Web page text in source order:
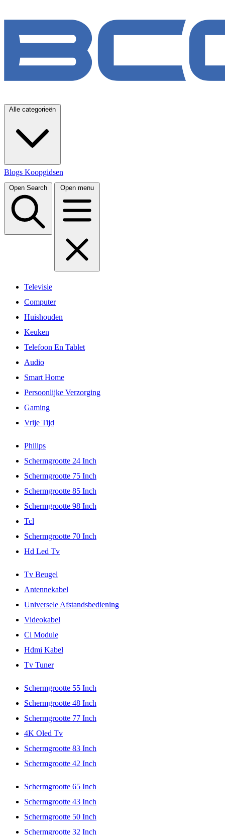
Alle categorieën
Blogs Koopgidsen
Open Search Open menu
Televisie
Computer
Huishouden
Keuken
Telefoon En Tablet
Audio
Smart Home
Persoonlijke Verzorging
Gaming
Vrije Tijd
Philips
Schermgrootte 24 Inch
Schermgrootte 75 Inch
Schermgrootte 85 Inch
Schermgrootte 98 Inch
Tcl
Schermgrootte 70 Inch
Hd Led Tv
Tv Beugel
Antennekabel
Universele Afstandsbediening
Videokabel
Ci Module
Hdmi Kabel
Tv Tuner
Schermgrootte 55 Inch
Schermgrootte 48 Inch
Schermgrootte 77 Inch
4K Oled Tv
Schermgrootte 83 Inch
Schermgrootte 42 Inch
Schermgrootte 65 Inch
Schermgrootte 43 Inch
Schermgrootte 50 Inch
Schermgrootte 32 Inch